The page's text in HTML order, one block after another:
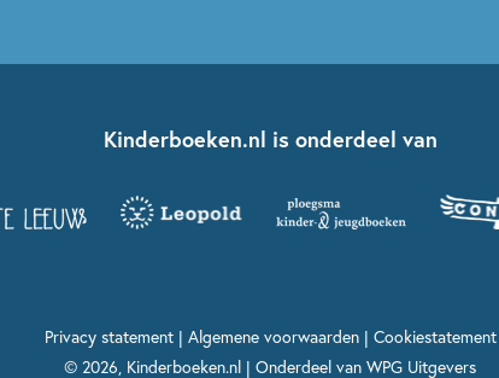
Kinderboeken.nl is onderdeel van
Privacy statement| Algemene voorwaarden| Cookiestatement
© 2026, Kinderboeken.nl | Onderdeel van WPG Uitgevers